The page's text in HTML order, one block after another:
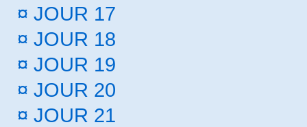
¤ JOUR 17
¤ JOUR 18
¤ JOUR 19
¤ JOUR 20
¤ JOUR 21